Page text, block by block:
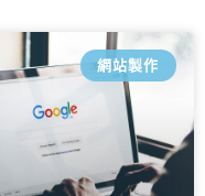
網站製作